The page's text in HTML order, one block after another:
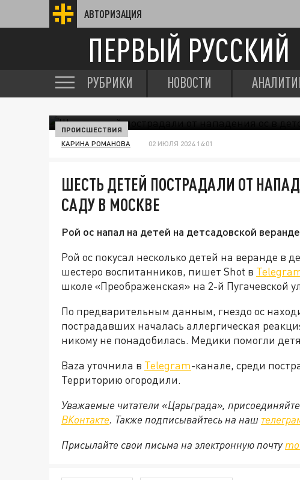
АВТОРИЗАЦИЯ
ПЕРВЫЙ РУССКИЙ
РУБРИКИ НОВОСТИ
ПРОИСШЕСТВИЯ
КАРИНА РОМАНОВА 02 ИЮЛЯ 2024 14:01
ШЕСТЬ ДЕТЕЙ ПОСТРАДАЛИ ОТ
САДУ В МОСКВЕ
Рой ос напал на детей на детсадовской
Рой ос покусал несколько детей на веранде в
шестеро воспитанников, пишет Shot в
школе «Преображенская» на 2-й Пугачевской
По предварительным данным, гнездо ос
пострадавших началась аллергическая
никому не понадобилась. Медики помогли
Baza уточнила в Telegram-канале, среди
Территорию огородили.
Уважаемые читатели «Царьграда»,
ВКонтакте. Также подписывайтесь на наш
Присылайте свои письма на электронную почту